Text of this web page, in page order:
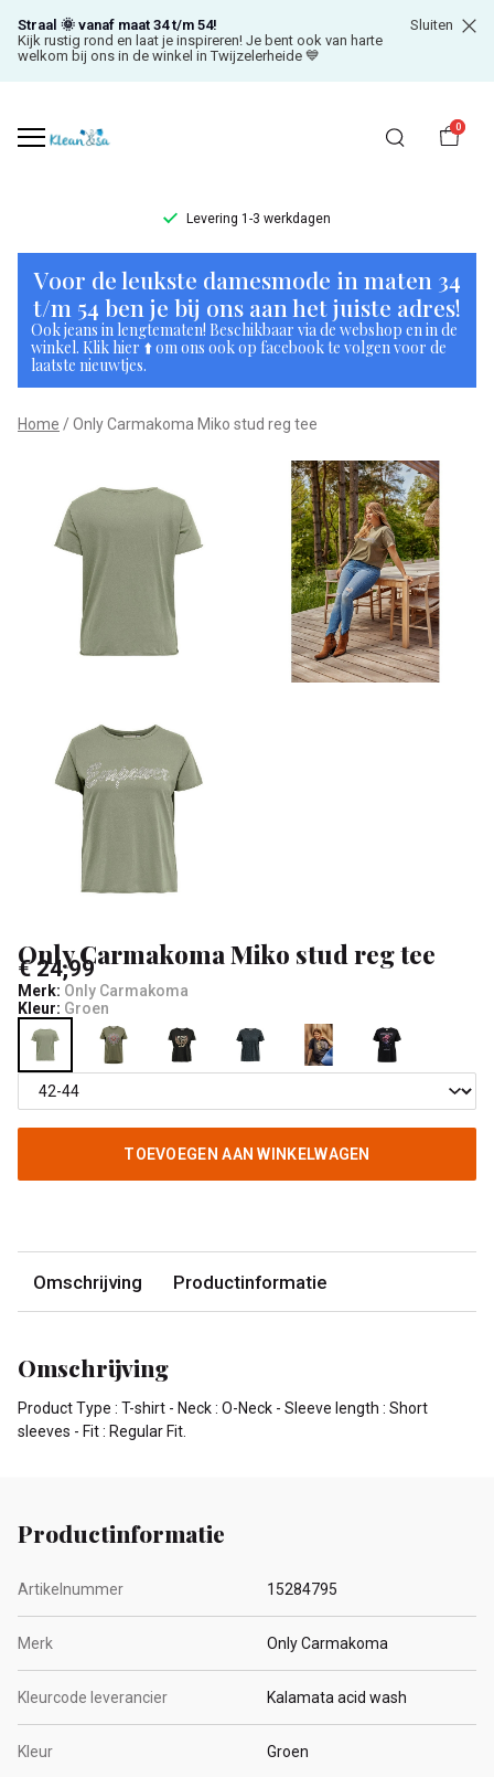
Straal 🌞 vanaf maat 34 t/m 54!
Kijk rustig rond en laat je inspireren! Je bent ook van harte
welkom bij ons in de winkel in Twijzelerheide 💙
Sluiten
0
Levering 1-3 werkdagen
Only
Carmakoma
Miko
stud
reg
Klean
Voor de leukste damesmode in maten 34
t/m 54 ben je bij ons aan het juiste adres!
Ook jeans in lengtematen! Beschikbaar via de webshop en in de
winkel. Klik hier ⬆️ om ons ook op facebook te volgen voor de
laatste nieuwtjes.
Home Only Carmakoma Miko stud reg tee
Only Carmakoma Miko stud reg tee
€ 24,99
Merk: Only Carmakoma
Kleur: Groen
TOEVOEGEN AAN WINKELWAGEN
Omschrijving Productinformatie
Omschrijving
Product Type : T-shirt - Neck : O-Neck - Sleeve length : Short
sleeves - Fit : Regular Fit.
Productinformatie
Artikelnummer 15284795
Merk Only Carmakoma
Kleurcode leverancier Kalamata acid wash
Kleur Groen